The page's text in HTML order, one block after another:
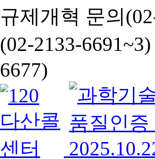
규제개혁 문의
(02-2133-
6677)